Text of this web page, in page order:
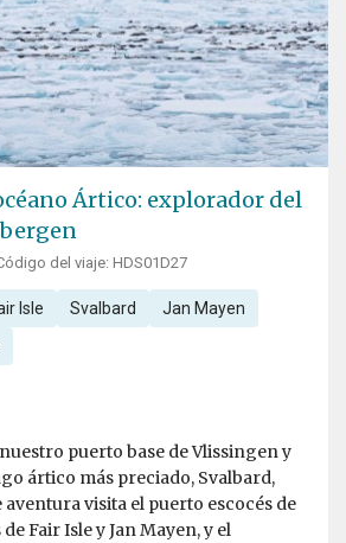
Ártico: explorador del
del viaje: HDS01D27
Isle Svalbard Jan Mayen
puerto base de Vlissingen y
ártico más preciado, Svalbard,
aventura visita el puerto escocés de
Fair Isle y Jan Mayen, y el